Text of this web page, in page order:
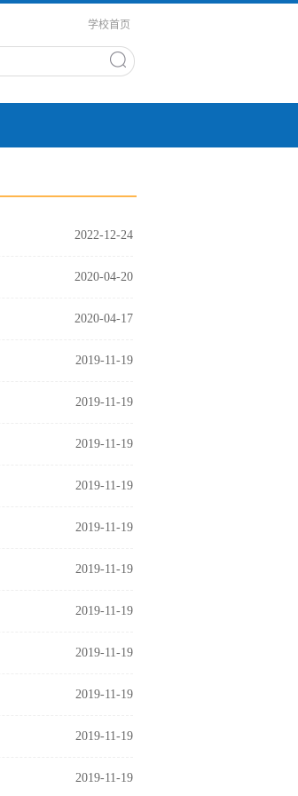
学校首页
2022-12-24
2020-04-20
2020-04-17
2019-11-19
2019-11-19
2019-11-19
2019-11-19
2019-11-19
2019-11-19
2019-11-19
2019-11-19
2019-11-19
2019-11-19
2019-11-19